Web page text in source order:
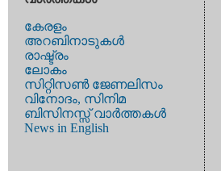
കേരളം
അറബിനാടുകള്‍
രാഷ്ട്രം
ലോകം
സിറ്റിസണ്‍ ജേണലിസം
വിനോദം, സിനിമ
ബിസിനസ്സ് വാര്‍ത്തകള്‍
News in English